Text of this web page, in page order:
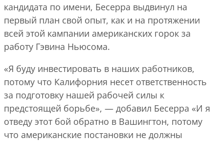
кандидата по имени, Бесерра выдвинул на
первый план свой опыт, как и на протяжении
всей этой кампании американских горок за
работу Гэвина Ньюсома.
«Я буду инвестировать в наших работников,
потому что Калифорния несет ответственность
за подготовку нашей рабочей силы к
предстоящей борьбе», — добавил Бесерра «И я
отведу этот бой обратно в Вашингтон, потому
что американские постановки не должны